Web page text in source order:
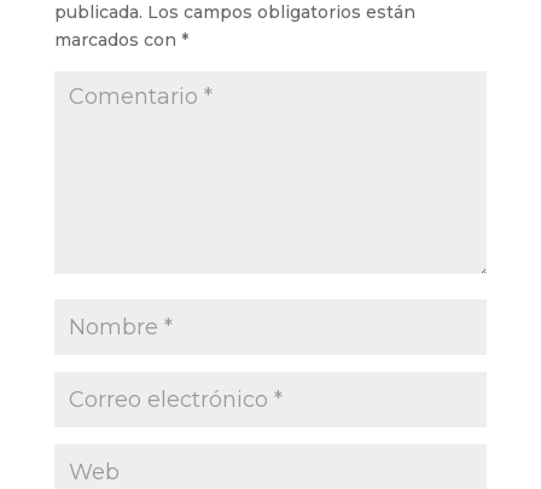
publicada. Los campos obligatorios están
marcados con *